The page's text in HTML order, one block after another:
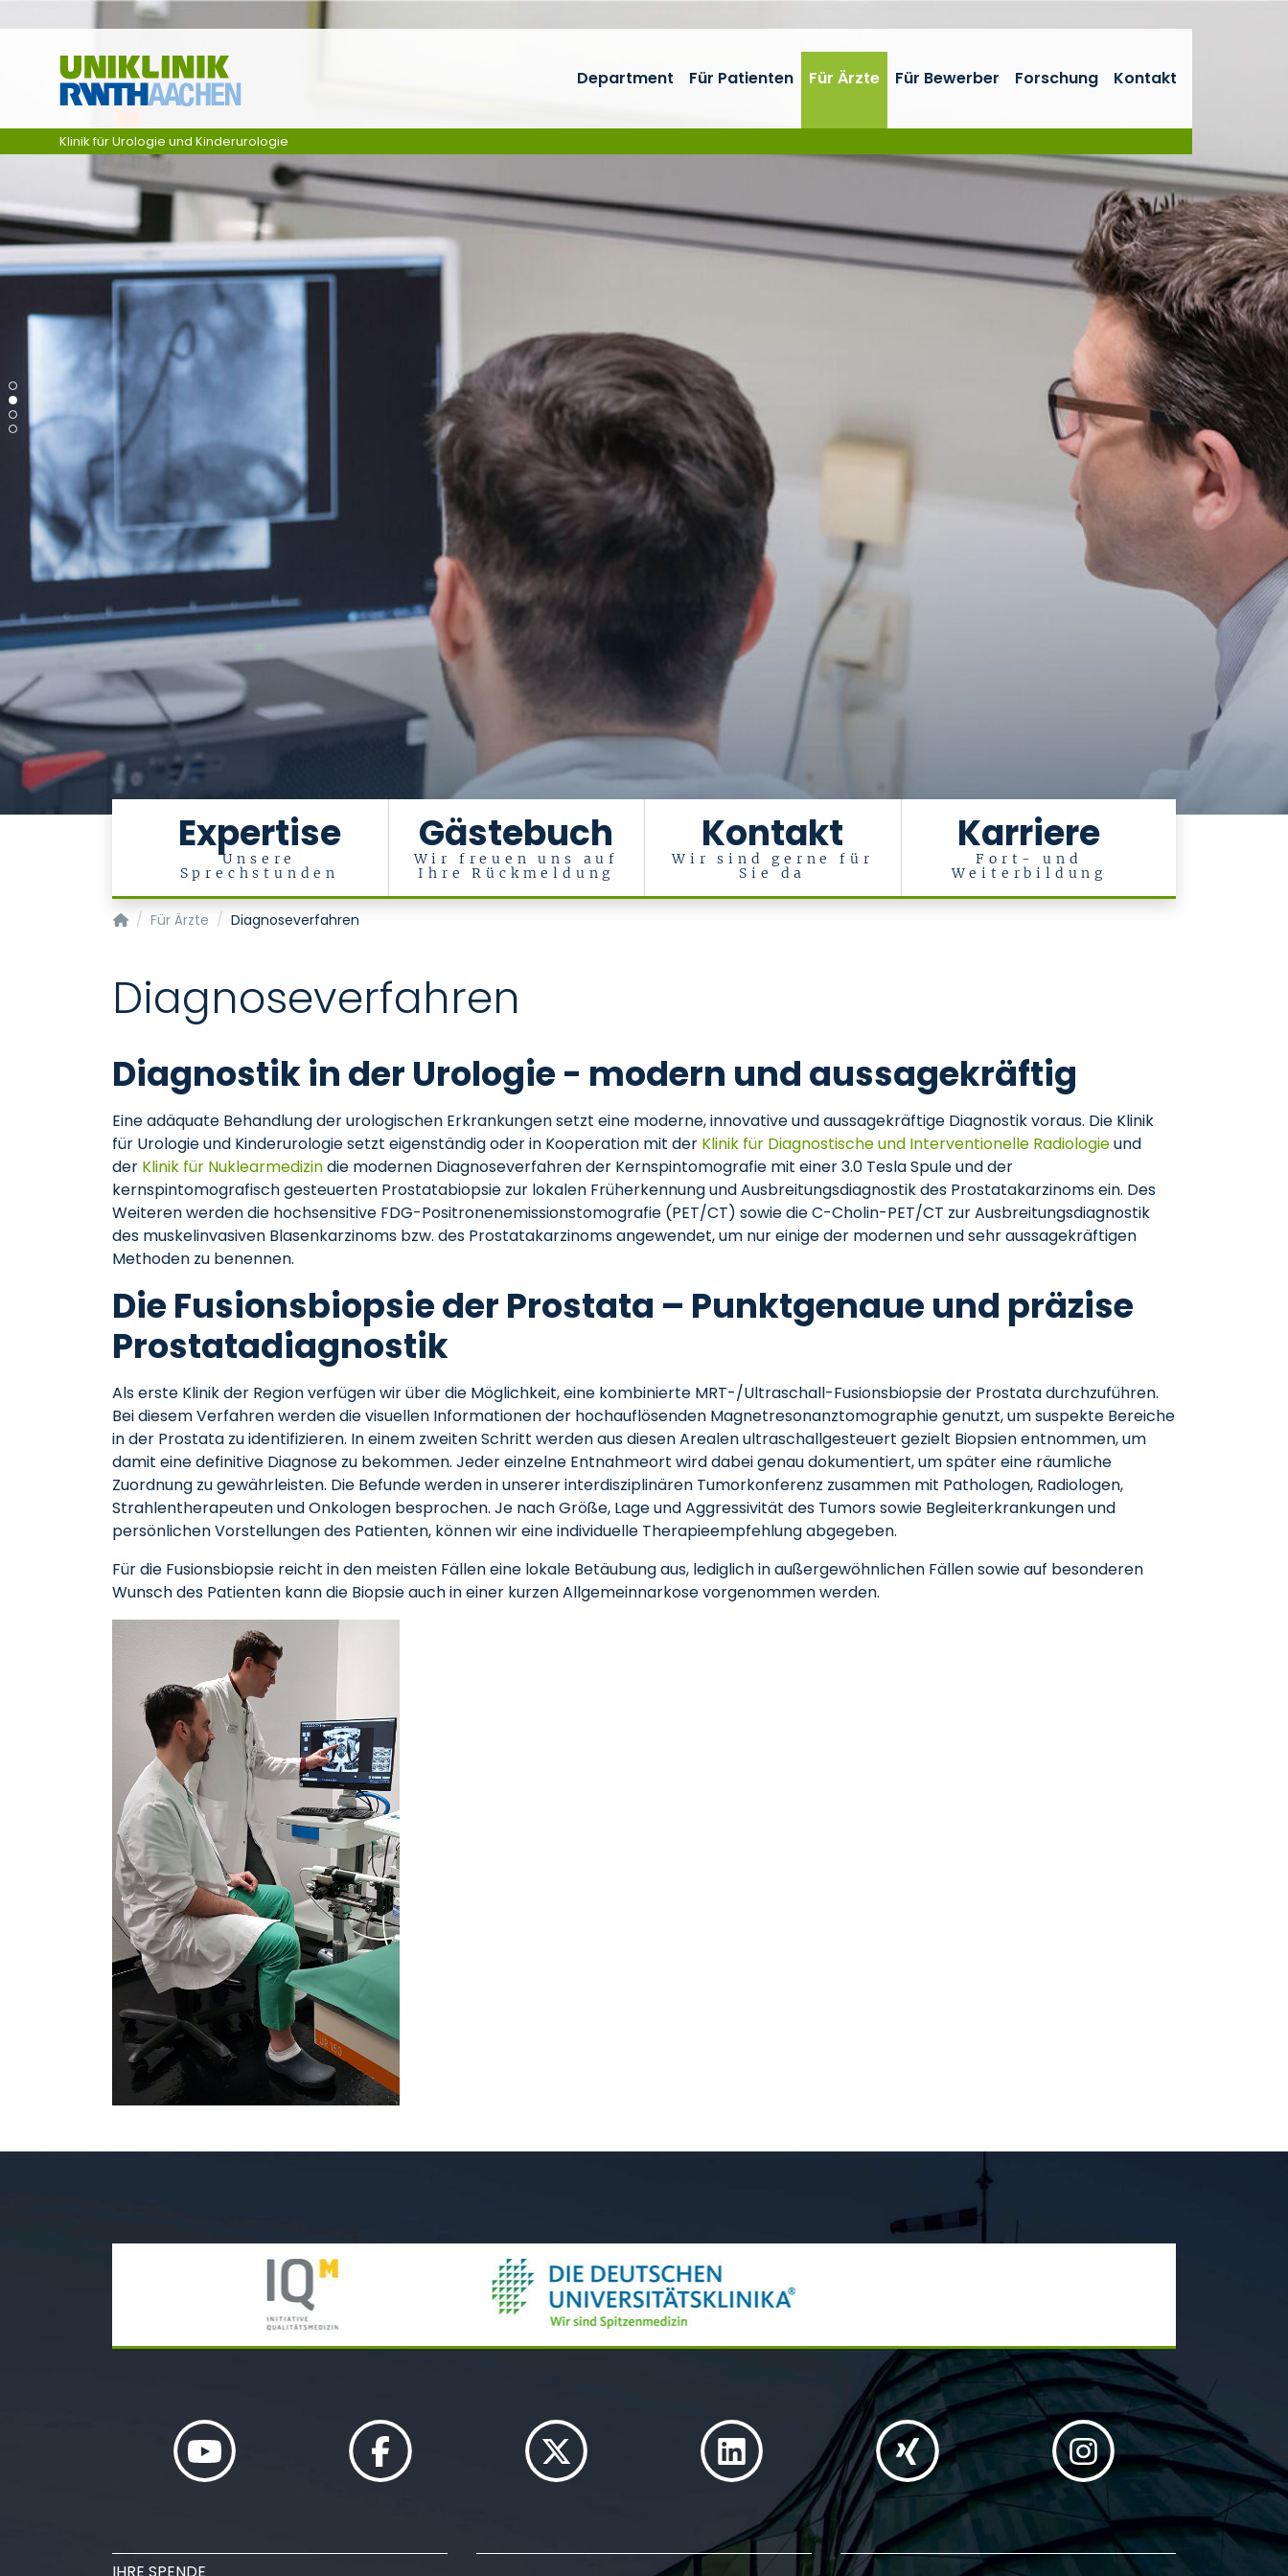
Expertise
Unsere
Sprechstunden
Gästebuch
Wir freuen uns auf
Ihre Rückmeldung
Kontakt
Wir sind gerne für
Sie da
Karriere
Fort- und
Weiterbildung
Department Für Patienten Für Ärzte Für Bewerber Forschung Kontakt
Klinik für Urologie und Kinderurologie
Klinik für Urologie und Kinderurologie
Für Ärzte Diagnoseverfahren
Diagnoseverfahren
Diagnostik in der Urologie - modern und aussagekräftig
Eine adäquate Behandlung der urologischen Erkrankungen setzt eine moderne, innovative und aussagekräftige Diagnostik voraus. Die Klinik
für Urologie und Kinderurologie setzt eigenständig oder in Kooperation mit der Klinik für Diagnostische und Interventionelle Radiologieund
der Klinik für Nuklearmedizindie modernen Diagnoseverfahren der Kernspintomografie mit einer 3.0 Tesla Spule und der
kernspintomografisch gesteuerten Prostatabiopsie zur lokalen Früherkennung und Ausbreitungsdiagnostik des Prostatakarzinoms ein. Des
Weiteren werden die hochsensitive FDG-Positronenemissionstomografie (PET/CT) sowie die C-Cholin-PET/CT zur Ausbreitungsdiagnostik
des muskelinvasiven Blasenkarzinoms bzw. des Prostatakarzinoms angewendet, um nur einige der modernen und sehr aussagekräftigen
Methoden zu benennen.
Die Fusionsbiopsie der Prostata – Punktgenaue und präzise
Prostatadiagnostik
Als erste Klinik der Region verfügen wir über die Möglichkeit, eine kombinierte MRT-/Ultraschall-Fusionsbiopsie der Prostata durchzuführen.
Bei diesem Verfahren werden die visuellen Informationen der hochauflösenden Magnetresonanztomographie genutzt, um suspekte Bereiche
in der Prostata zu identifizieren. In einem zweiten Schritt werden aus diesen Arealen ultraschallgesteuert gezielt Biopsien entnommen, um
damit eine definitive Diagnose zu bekommen. Jeder einzelne Entnahmeort wird dabei genau dokumentiert, um später eine räumliche
Zuordnung zu gewährleisten. Die Befunde werden in unserer interdisziplinären Tumorkonferenz zusammen mit Pathologen, Radiologen,
Strahlentherapeuten und Onkologen besprochen. Je nach Größe, Lage und Aggressivität des Tumors sowie Begleiterkrankungen und
persönlichen Vorstellungen des Patienten, können wir eine individuelle Therapieempfehlung abgegeben.
Für die Fusionsbiopsie reicht in den meisten Fällen eine lokale Betäubung aus, lediglich in außergewöhnlichen Fällen sowie auf besonderen
Wunsch des Patienten kann die Biopsie auch in einer kurzen Allgemeinnarkose vorgenommen werden.